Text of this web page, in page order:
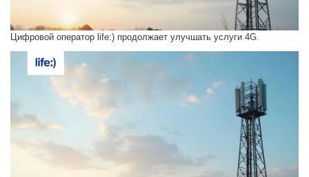
Цифровой оператор life:) продолжает улучшать услуги 4G.